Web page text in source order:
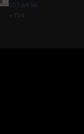
533,69 lei
+ TVA